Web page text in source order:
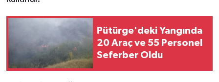
Pütürge'deki Yangında
20 Araç ve 55 Personel
Seferber Oldu